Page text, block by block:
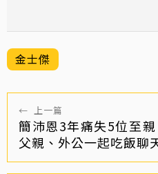
金士傑
← 上一篇
簡沛恩3年痛失5位至
父親、外公一起吃飯聊